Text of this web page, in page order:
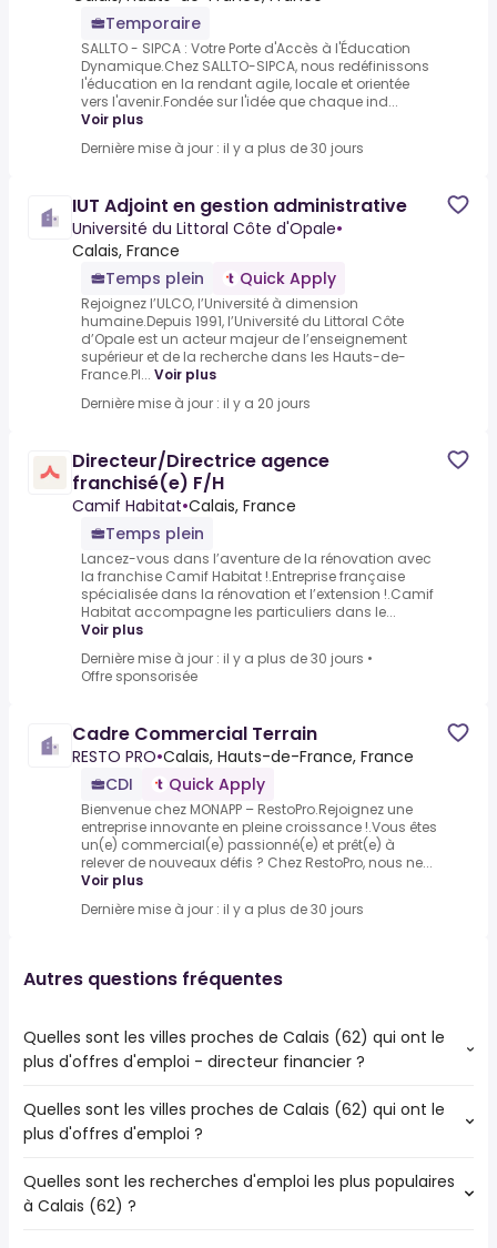
Temporaire
SALLTO - SIPCA : Votre Porte d'Accès à l'Éducation
Dynamique.Chez SALLTO-SIPCA, nous redéfinissons
l'éducation en la rendant agile, locale et orientée
vers l'avenir.Fondée sur l'idée que chaque ind...
Voir plus
Dernière mise à jour : il y a plus de 30 jours
IUT Adjoint en gestion administrative
Université du Littoral Côte d'Opale•
Calais, France
Temps plein
Quick Apply
Rejoignez l’ULCO, l’Université à dimension
humaine.Depuis 1991, l’Université du Littoral Côte
d’Opale est un acteur majeur de l’enseignement
supérieur et de la recherche dans les Hauts-de-
France.Pl... Voir plus
Dernière mise à jour : il y a 20 jours
Directeur/Directrice agence
franchisé(e) F/H
Camif Habitat•Calais, France
Temps plein
Lancez-vous dans l’aventure de la rénovation avec
la franchise Camif Habitat !.Entreprise française
spécialisée dans la rénovation et l’extension !.Camif
Habitat accompagne les particuliers dans le...
Voir plus
Dernière mise à jour : il y a plus de 30 jours •
Offre sponsorisée
Cadre Commercial Terrain
RESTO PRO•Calais, Hauts-de-France, France
CDI
Quick Apply
Bienvenue chez MONAPP – RestoPro.Rejoignez une
entreprise innovante en pleine croissance !.Vous êtes
un(e) commercial(e) passionné(e) et prêt(e) à
relever de nouveaux défis ? Chez RestoPro, nous ne...
Voir plus
Dernière mise à jour : il y a plus de 30 jours
Autres questions fréquentes
Quelles sont les villes proches de Calais (62) qui ont le
plus d'offres d'emploi - directeur financier ?
Les villes proches de Calais (62) qui ont le plus d'offres
d'emploi - directeur financier sont :
Boulogne-sur-Mer
Quelles sont les villes proches de Calais (62) qui ont le
plus d'offres d'emploi ?
Les 10 villes proches de Calais (62) qui ont le plus d'offres
d'emploi sont :
Quelles sont les recherches d'emploi les plus populaires
à Calais (62) ?